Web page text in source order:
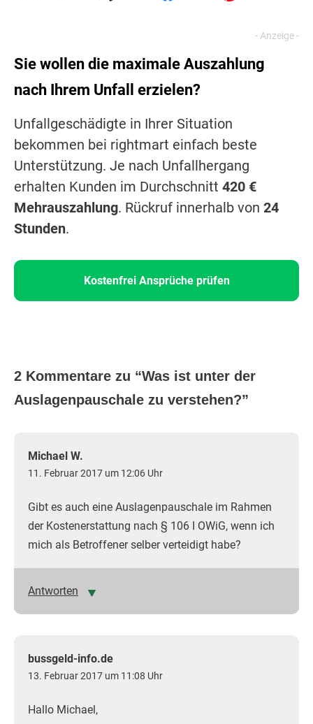
Sie wollen die maximale Auszahlung
nach Ihrem Unfall erzielen?
Unfallgeschädigte in Ihrer Situation
bekommen bei rightmart einfach beste
Unterstützung. Je nach Unfallhergang
erhalten Kunden im Durchschnitt 420 €
Mehrauszahlung. Rückruf innerhalb von 24
Stunden.
Kostenfrei Ansprüche prüfen
2 Kommentare zu “Was ist unter der
Auslagenpauschale zu verstehen?”
Michael W.
11. Februar 2017 um 12:06 Uhr
Gibt es auch eine Auslagenpauschale im Rahmen
der Kostenerstattung nach § 106 I OWiG, wenn ich
mich als Betroffener selber verteidigt habe?
Antworten
bussgeld-info.de
13. Februar 2017 um 11:08 Uhr
Hallo Michael,